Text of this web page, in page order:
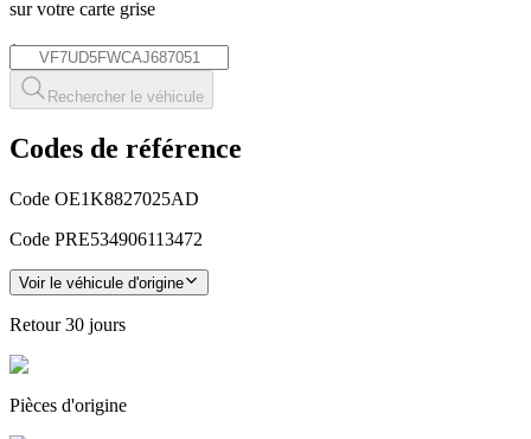
sur votre carte grise
*
Rechercher le véhicule
Codes de référence
Code OE1K8827025AD
Code PRE534906113472
Voir le véhicule d'origine
Retour30 jours
Pièces d'origine